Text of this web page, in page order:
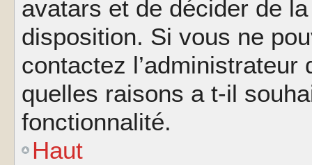
avatars et de décider de
disposition. Si vous ne
contactez
quelles raisons a t-il
fonctionnalité.
Haut